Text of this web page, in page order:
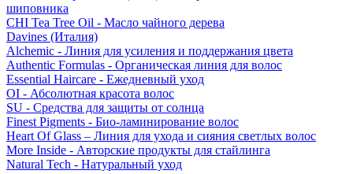
шиповника
CHI Tea Tree Oil - Масло чайного дерева
Davines (Италия)
Alchemic - Линия для усиления и поддержания цвета
Authentic Formulas - Органическая линия для волос
Essential Haircare - Eжедневный уход
OI - Абсолютная красота волос
SU - Средства для защиты от солнца
Finest Pigments - Био-ламинирование волос
Heart Of Glass – Линия для ухода и сияния светлых волос
More Inside - Авторские продукты для стайлинга
Natural Tech - Натуральный уход